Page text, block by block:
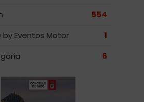
554
by Eventos Motor
1
6